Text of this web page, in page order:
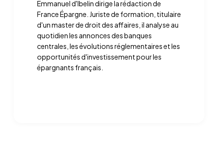
Emmanuel d'Ibelin dirige la rédaction de
France Épargne. Juriste de formation, titulaire
d'un master de droit des affaires, il analyse au
quotidien les annonces des banques
centrales, les évolutions réglementaires et les
opportunités d'investissement pour les
épargnants français.